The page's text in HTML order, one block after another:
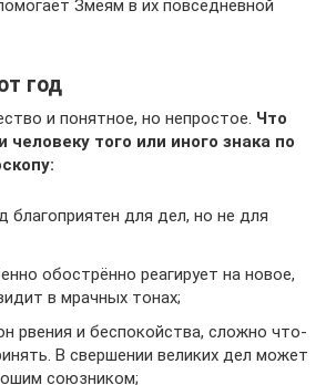
Змеям в их повседневной
год
и понятное, но непростое. Что
человеку того или иного знака по
благоприятен для дел, но не для
обострённо реагирует на новое,
в мрачных тонах;
рвения и беспокойства, сложно что-
В свершении великих дел может
союзником;